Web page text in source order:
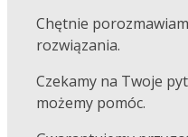
Chętnie
rozwiązania.
Czekamy na Twoje
możemy pomóc.